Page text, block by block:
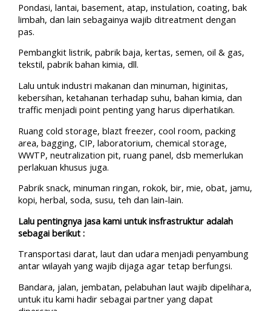
Pondasi, lantai, basement, atap, instulation, coating, bak
limbah, dan lain sebagainya wajib ditreatment dengan
pas.
Pembangkit listrik, pabrik baja, kertas, semen, oil & gas,
tekstil, pabrik bahan kimia, dll.
Lalu untuk industri makanan dan minuman, higinitas,
kebersihan, ketahanan terhadap suhu, bahan kimia, dan
traffic menjadi point penting yang harus diperhatikan.
Ruang cold storage, blazt freezer, cool room, packing
area, bagging, CIP, laboratorium, chemical storage,
WWTP, neutralization pit, ruang panel, dsb memerlukan
perlakuan khusus juga.
Pabrik snack, minuman ringan, rokok, bir, mie, obat, jamu,
kopi, herbal, soda, susu, teh dan lain-lain.
Lalu pentingnya jasa kami untuk insfrastruktur adalah
sebagai berikut :
Transportasi darat, laut dan udara menjadi penyambung
antar wilayah yang wajib dijaga agar tetap berfungsi.
Bandara, jalan, jembatan, pelabuhan laut wajib dipelihara,
untuk itu kami hadir sebagai partner yang dapat